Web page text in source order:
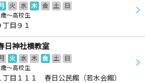
火 水 木 金 土
日
～高校生
目９１
日神社横教室
火 水 木 金 土
日
～高校生
目１１１ 春日公民館（若水会館）